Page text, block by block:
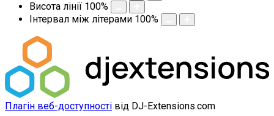
Висота лінії 100%
Інтервал між літерами 100%
Плагін веб-доступності від DJ-Extensions.com